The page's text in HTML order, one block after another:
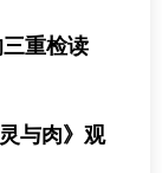
重检读
与肉》观